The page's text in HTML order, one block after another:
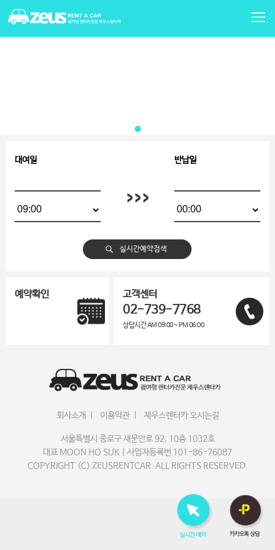
대여일 반납일
실시간예약검색
예약확인 고객센터
02-739-7768
상담시간 AM 09:00 ~ PM 06:00
회사소개 이용약관 제우스렌터카 오시는길
서울특별시 종로구 새문안로 92, 10층 1032호
대표 MOON HO SUK | 사업자등록번 101-86-76087
COPYRIGHT (C) ZEUSRENTCAR. ALL RIGHTS RESERVED.